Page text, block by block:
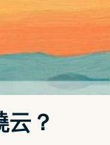
【2023】付费